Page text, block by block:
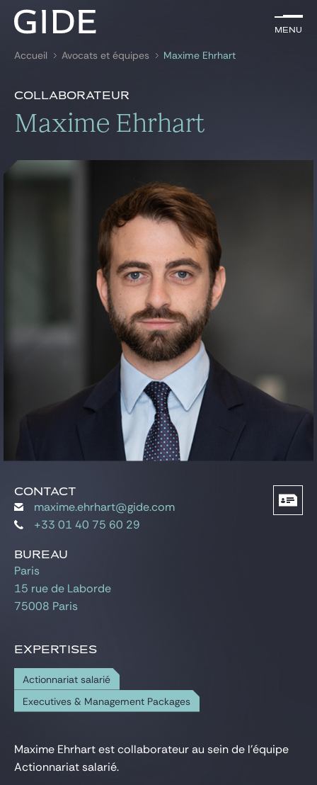
Menu
Rechercher parmots-clés
Menu
Avocats
Expertises
News & insights
Notre cabinet
Gide Pro Bono et RSE
Blog Real Estate
Accueil Avocats et équipes Maxime Ehrhart
Collaborateur
Maxime Ehrhart
Maxime Ehrhart Présentation
Présentation
CONTACT
maxime.ehrhart@gide.com
+33 01 40 75 60 29
BUREAU
Paris
15 rue de Laborde
75008 Paris
EXPERTISES
Actionnariat salarié
Executives & Management Packages
Maxime Ehrhart est collaborateur au sein de l’équipe
Actionnariat salarié.